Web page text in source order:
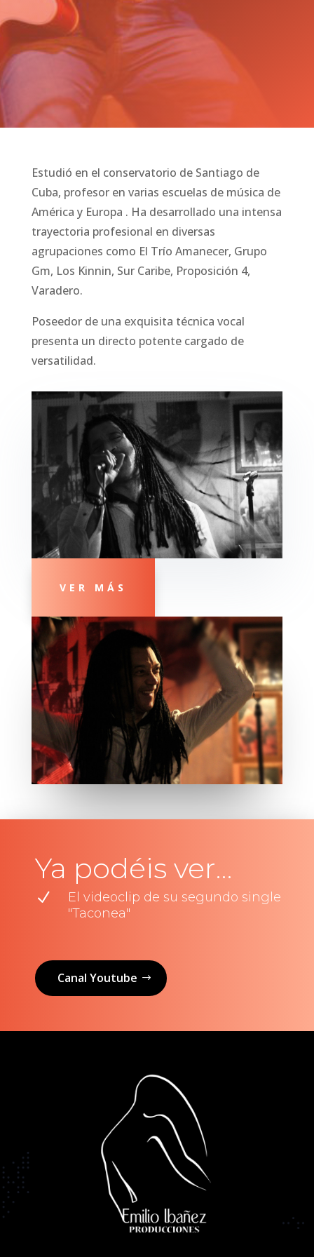
Estudió en el conservatorio de Santiago de
Cuba, profesor en varias escuelas de música de
América y Europa . Ha desarrollado una intensa
trayectoria profesional en diversas
agrupaciones como El Trío Amanecer, Grupo
Gm, Los Kinnin, Sur Caribe, Proposición 4,
Varadero.
Poseedor de una exquisita técnica vocal
presenta un directo potente cargado de
versatilidad.
VER MÁS
Ya podéis ver…
N
El videoclip de su segundo single
"Taconea"
Canal Youtube